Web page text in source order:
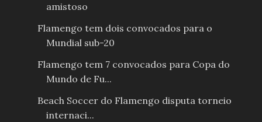
amistoso
Flamengo tem dois convocados para o
Mundial sub-20
Flamengo tem 7 convocados para Copa do
Mundo de Fu...
Beach Soccer do Flamengo disputa torneio
internaci...